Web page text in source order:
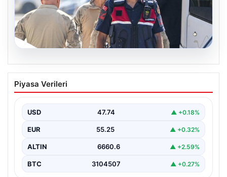
07.08.2026
Menderes Belediye Başkanı İlkay Çiçek
ve Çok Sayıda Kişi Tutuklandı
soruşturma kapsamında, Belediye Başkanı İlkay Çiçek
ve…
Piyasa Verileri
USD 47.74 ▲ +0.18%
EUR 55.25 ▲ +0.32%
ALTIN 6660.6 ▲ +2.59%
BTC 3104507 ▲ +0.27%